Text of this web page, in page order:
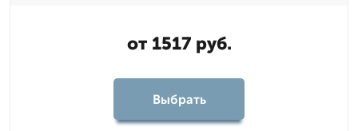
от 1517 руб.
Выбрать